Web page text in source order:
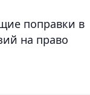
поправки в
на право